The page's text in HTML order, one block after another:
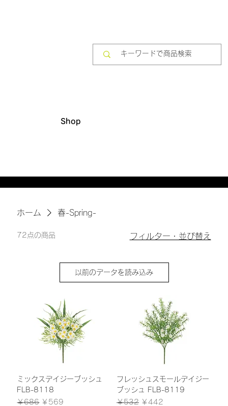
Shop
ホーム 春-Spring-
72点の商品 フィルター・並び替え
以前のデータを読み込み
ミックスデイジーブッシュ
FLB-8118
通常価格
￥686 セール価格
￥569
フレッシュスモールデイジー
ブッシュ FLB-8119
通常価格
￥532 セール価格
￥442